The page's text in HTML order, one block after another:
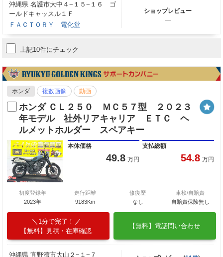
沖縄県 名護市大中４−１５−１６ ゴ
ールドキャッスル１Ｆ
ＦＡＣＴＯＲＹ 電化堂
ショップレビュー
―
上記10件にチェック
ホンダ 複数画像 動画
ホンダ ＣＬ２５０ ＭＣ５７型 ２０２３
年モデル 社外リアキャリア ＥＴＣ ヘ
ルメットホルダー スペアキー
本体価格
49.8 万円
支払総額
54.8 万円
初度登録年
2023年
走行距離
9183Km
修復歴
なし
車検/自賠責
自賠責保険無し
1分で完了！
【無料】見積・在庫確認
【無料】電話問い合わせ
沖縄県 宜野湾市大山２−１−７